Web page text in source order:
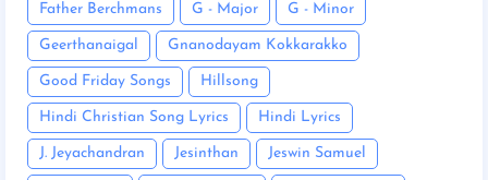
Father Berchmans G - Major G - Minor
Geerthanaigal Gnanodayam Kokkarakko
Good Friday Songs Hillsong
Hindi Christian Song Lyrics Hindi Lyrics
J. Jeyachandran Jesinthan Jeswin Samuel